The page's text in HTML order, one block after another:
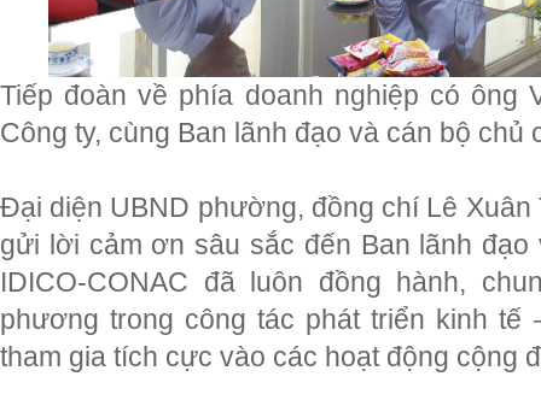
Tiếp đoàn về phía doanh nghiệp có ông
Công ty, cùng Ban lãnh đạo và cán bộ chủ
Đại diện UBND phường, đồng chí Lê
gửi lời cảm ơn sâu sắc đến Ban lãnh
IDICO-CONAC đã luôn đồng hành,
phương trong công tác phát triển kinh
tham gia tích cực vào các hoạt động cộng